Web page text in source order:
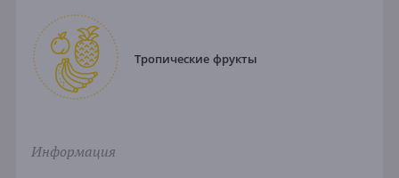
Тропические фрукты
Информация